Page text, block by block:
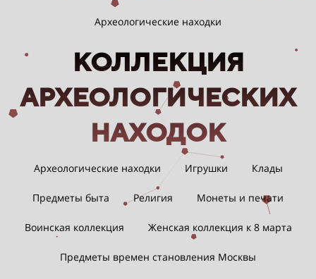
Археологические находки
КОЛЛЕКЦИЯ
АРХЕОЛОГИЧЕСКИХ
НАХОДОК
Археологические находки Игрушки Клады
Предметы быта Религия Монеты и печати
Воинская коллекция Женская коллекция к 8 марта
Предметы времен становления Москвы